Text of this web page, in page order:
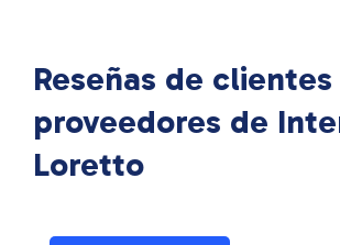
Reseñas de
proveedores de
Loretto